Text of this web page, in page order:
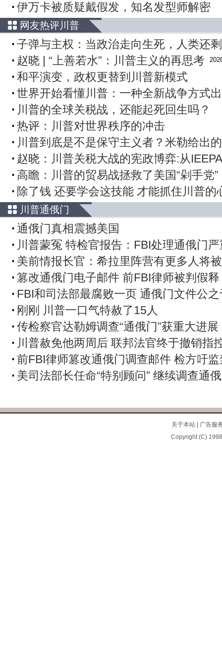
伊万卡被质疑戴假发，知名发型师解密
网友热评川普
子弹与主权：当政治走向生死，人类还
赵晓 | “上善若水”：川普主义的再思考
和平演变，政权更替到川普新模式
世界开始看懂川普：一种全新战争方式
川普的全球关税战，还能起死回生吗？
热评：川普对世界秩序的冲击
川普到底是不是保守主义者？米勒给出
赵晓：川普关税大战的宪政博弈:从
高瞻：川普的贸易战拯救了美国“剁手党”
除了钱 还要学会这技能 才能抓住川普的
川普通俄门
通俄门真相震撼美国
川普蒙冤 特检官报告：FBI处理通俄门
美前情报长官：希拉里阵营有更多人将
篡改通俄门电子邮件 前FBI律师被判假释
FBI和司法部最腐败一页 通俄门文件公
刚刚 川普一口气特赦了15人
传检察官达勒姆调查“通俄门”获重大进展
川普赦免他两周后 联邦法官终于撤销指
前FBI律师篡改通俄门调查邮件 检方吁
美司法部长任命“特别顾问” 继续调查通
关于本站|
广告服
Copyright (C)